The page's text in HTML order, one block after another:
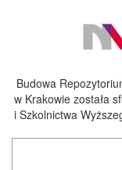
Budowa
w Krakowie została
i Szkolnictwa